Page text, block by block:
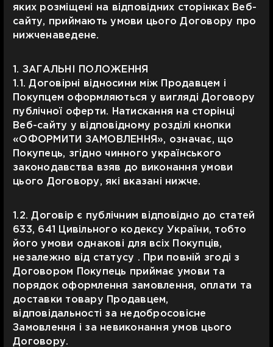
яких розміщені на відповідних сторінках Веб-
сайту, приймають умови цього Договору про
нижченаведене.
1. ЗАГАЛЬНІ ПОЛОЖЕННЯ
1.1. Договірні відносини між Продавцем і
Покупцем оформляються у вигляді Договору
публічної оферти. Натискання на сторінці
Веб-сайту у відповідному розділі кнопки
«ОФОРМИТИ ЗАМОВЛЕННЯ», означає, що
Покупець, згідно чинного українського
законодавства взяв до виконання умови
цього Договору, які вказані нижче.
1.2. Договір є публічним відповідно до статей
633, 641 Цивільного кодексу України, тобто
його умови однакові для всіх Покупців,
незалежно від статусу . При повній згоді з
Договором Покупець приймає умови та
порядок оформлення замовлення, оплати та
доставки товару Продавцем,
відповідальності за недобросовісне
Замовлення і за невиконання умов цього
Договору.